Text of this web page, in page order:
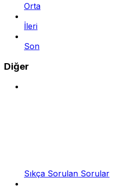
Orta
İleri
Son
Diğer
Sıkça Sorulan Sorular